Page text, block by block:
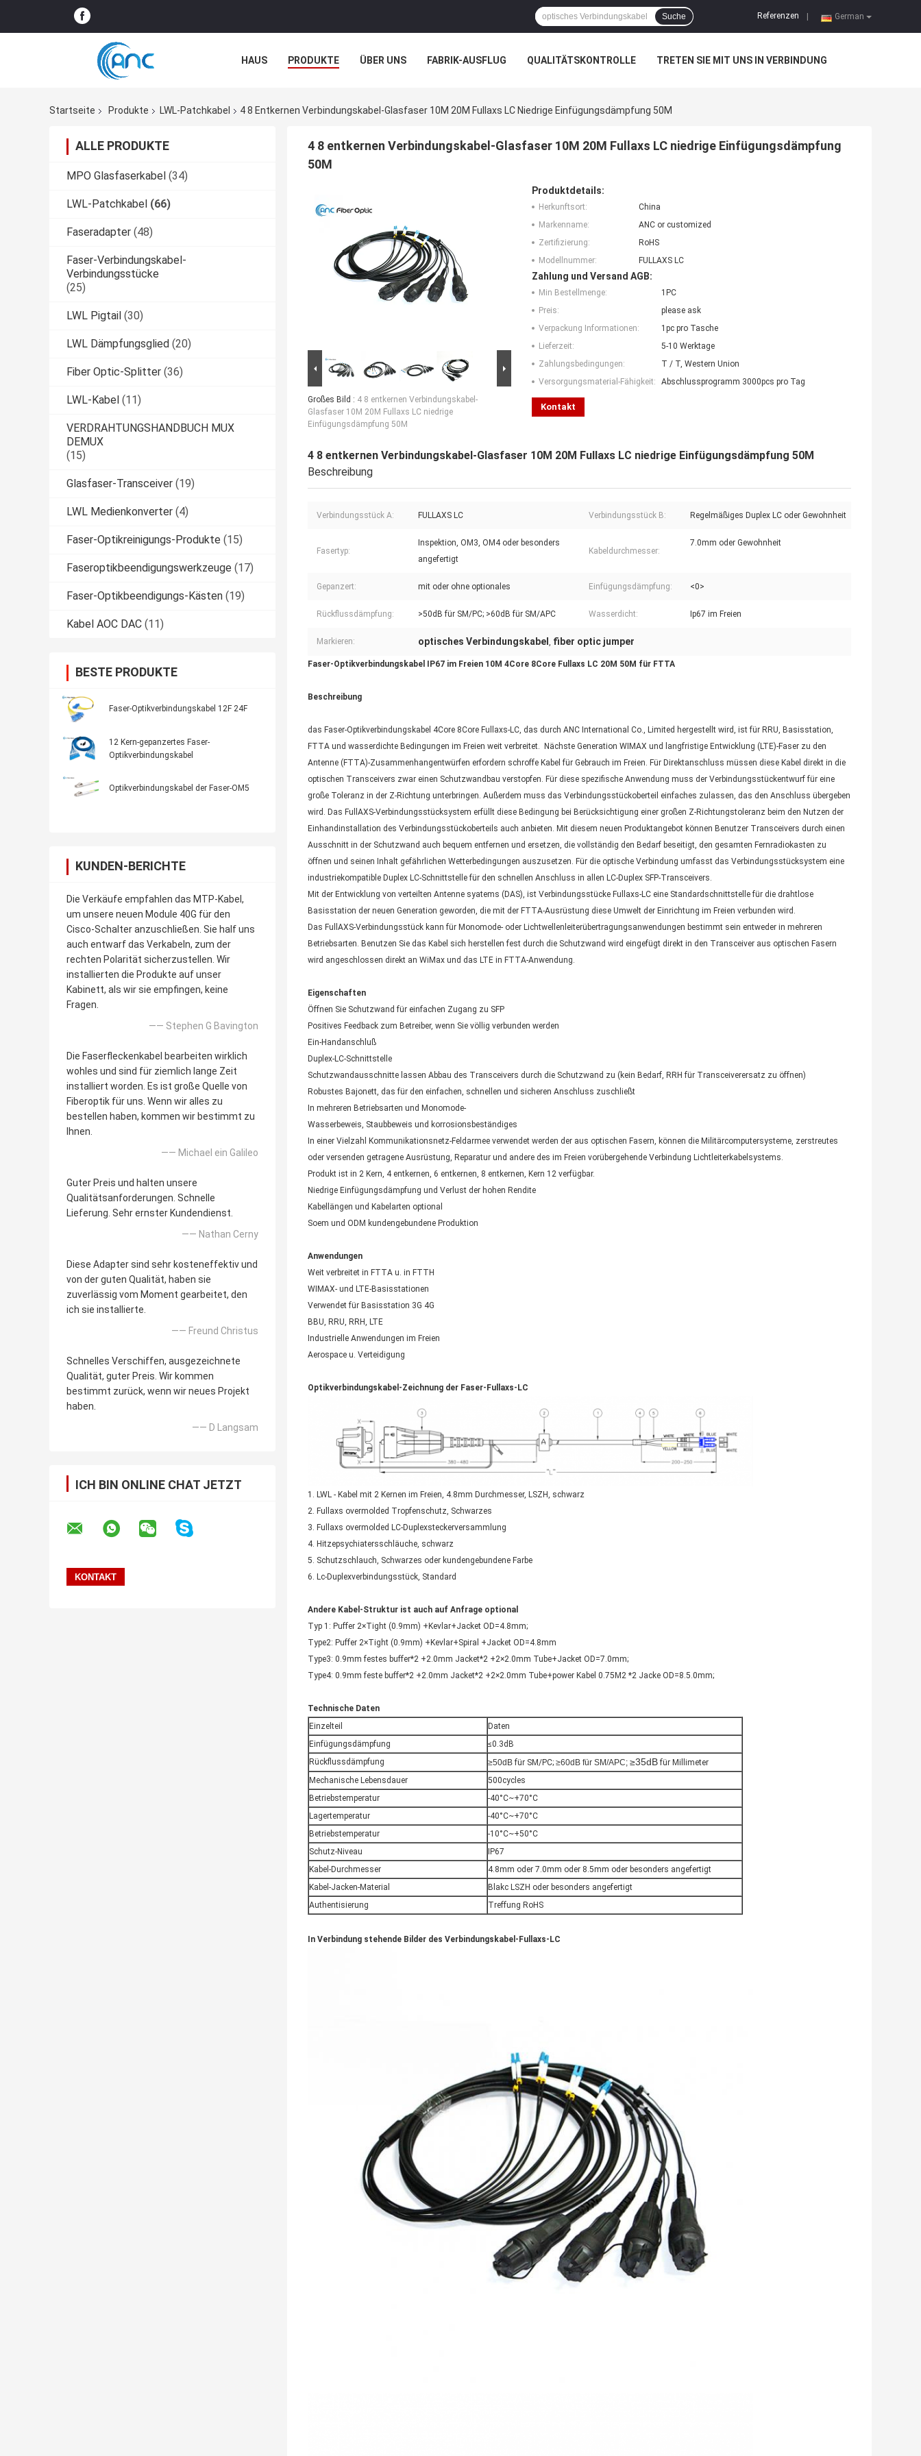
German
Referenzen
Suche
HAUS PRODUKTE ÜBER UNS FABRIK-AUSFLUG QUALITÄTSKONTROLLE TRETEN SIE MIT UNS IN VERBINDUNG
Startseite
Produkte LWL-Patchkabel 4 8 Entkernen Verbindungskabel-Glasfaser 10M 20M Fullaxs LC Niedrige Einfügungsdämpfung 50M
ALLE PRODUKTE
MPO Glasfaserkabel (34)
LWL-Patchkabel (66)
Faseradapter (48)
Faser-Verbindungskabel-
Verbindungsstücke
(25)
LWL Pigtail (30)
LWL Dämpfungsglied (20)
Fiber Optic-Splitter (36)
LWL-Kabel (11)
VERDRAHTUNGSHANDBUCH MUX
DEMUX
(15)
Glasfaser-Transceiver (19)
LWL Medienkonverter (4)
Faser-Optikreinigungs-Produkte (15)
Faseroptikbeendigungswerkzeuge (17)
Faser-Optikbeendigungs-Kästen (19)
Kabel AOC DAC (11)
BESTE PRODUKTE
Faser-Optikverbindungskabel 12F 24F
12 Kern-gepanzertes Faser-
Optikverbindungskabel
Optikverbindungskabel der Faser-OM5
KUNDEN-BERICHTE
Die Verkäufe empfahlen das MTP-Kabel,
um unsere neuen Module 40G für den
Cisco-Schalter anzuschließen. Sie half uns
auch entwarf das Verkabeln, zum der
rechten Polarität sicherzustellen. Wir
installierten die Produkte auf unser
Kabinett, als wir sie empfingen, keine
Fragen.
—— Stephen G Bavington
Die Faserfleckenkabel bearbeiten wirklich
wohles und sind für ziemlich lange Zeit
installiert worden. Es ist große Quelle von
Fiberoptik für uns. Wenn wir alles zu
bestellen haben, kommen wir bestimmt zu
Ihnen.
—— Michael ein Galileo
Guter Preis und halten unsere
Qualitätsanforderungen. Schnelle
Lieferung. Sehr ernster Kundendienst.
—— Nathan Cerny
Diese Adapter sind sehr kosteneffektiv und
von der guten Qualität, haben sie
zuverlässig vom Moment gearbeitet, den
ich sie installierte.
—— Freund Christus
Schnelles Verschiffen, ausgezeichnete
Qualität, guter Preis. Wir kommen
bestimmt zurück, wenn wir neues Projekt
haben.
—— D Langsam
ICH BIN ONLINE CHAT JETZT
4 8 entkernen Verbindungskabel-Glasfaser 10M 20M Fullaxs LC niedrige Einfügungsdämpfung
50M
Großes Bild : 4 8 entkernen Verbindungskabel-
Glasfaser 10M 20M Fullaxs LC niedrige
Einfügungsdämpfung 50M
Produktdetails:
Herkunftsort:
China
Markenname:
ANC or customized
Zertifizierung:
RoHS
Modellnummer:
FULLAXS LC
Zahlung und Versand AGB:
Min Bestellmenge:
1PC
Preis:
please ask
Verpackung Informationen:
1pc pro Tasche
Lieferzeit:
5-10 Werktage
Zahlungsbedingungen:
T / T, Western Union
Versorgungsmaterial-Fähigkeit:
Abschlussprogramm 3000pcs pro Tag
Kontakt
4 8 entkernen Verbindungskabel-Glasfaser 10M 20M Fullaxs LC niedrige Einfügungsdämpfung 50M
Beschreibung
Verbindungsstück A: FULLAXS LC Verbindungsstück B: Regelmäßiges Duplex LC oder Gewohnheit
Fasertyp:
Inspektion, OM3, OM4 oder besonders
angefertigt
Kabeldurchmesser:
7.0mm oder Gewohnheit
Gepanzert: mit oder ohne optionales Einfügungsdämpfung: <0>
Rückflussdämpfung: >50dB für SM/PC; >60dB für SM/APC Wasserdicht: Ip67 im Freien
Markieren: optisches Verbindungskabel , fiber optic jumper
Faser-Optikverbindungskabel IP67 im Freien 10M 4Core 8Core Fullaxs LC 20M 50M für FTTA
Beschreibung
das Faser-Optikverbindungskabel 4Core 8Core Fullaxs-LC, das durch ANC International Co., Limited hergestellt wird, ist für RRU, Basisstation,
FTTA und wasserdichte Bedingungen im Freien weit verbreitet. Nächste Generation WIMAX und langfristige Entwicklung (LTE)-Faser zu den
Antenne (FTTA)-Zusammenhangentwürfen erfordern schroffe Kabel für Gebrauch im Freien. Für Direktanschluss müssen diese Kabel direkt in die
optischen Transceivers zwar einen Schutzwandbau verstopfen. Für diese spezifische Anwendung muss der Verbindungsstückentwurf für eine
große Toleranz in der Z-Richtung unterbringen. Außerdem muss das Verbindungsstückoberteil einfaches zulassen, das den Anschluss übergeben
wird. Das FullAXS-Verbindungsstücksystem erfüllt diese Bedingung bei Berücksichtigung einer großen Z-Richtungstoleranz beim den Nutzen der
Einhandinstallation des Verbindungsstückoberteils auch anbieten. Mit diesem neuen Produktangebot können Benutzer Transceivers durch einen
Ausschnitt in der Schutzwand auch bequem entfernen und ersetzen, die vollständig den Bedarf beseitigt, den gesamten Fernradiokasten zu
öffnen und seinen Inhalt gefährlichen Wetterbedingungen auszusetzen. Für die optische Verbindung umfasst das Verbindungsstücksystem eine
industriekompatible Duplex LC-Schnittstelle für den schnellen Anschluss in allen LC-Duplex SFP-Transceivers.
Mit der Entwicklung von verteilten Antenne syatems (DAS), ist Verbindungsstücke Fullaxs-LC eine Standardschnittstelle für die drahtlose
Basisstation der neuen Generation geworden, die mit der FTTA-Ausrüstung diese Umwelt der Einrichtung im Freien verbunden wird.
Das FullAXS-Verbindungsstück kann für Monomode- oder Lichtwellenleiterübertragungsanwendungen bestimmt sein entweder in mehreren
Betriebsarten. Benutzen Sie das Kabel sich herstellen fest durch die Schutzwand wird eingefügt direkt in den Transceiver aus optischen Fasern
wird angeschlossen direkt an WiMax und das LTE in FTTA-Anwendung.
Eigenschaften
Öffnen Sie Schutzwand für einfachen Zugang zu SFP
Positives Feedback zum Betreiber, wenn Sie völlig verbunden werden
Ein-Handanschluß
Duplex-LC-Schnittstelle
Schutzwandausschnitte lassen Abbau des Transceivers durch die Schutzwand zu (kein Bedarf, RRH für Transceiverersatz zu öffnen)
Robustes Bajonett, das für den einfachen, schnellen und sicheren Anschluss zuschließt
In mehreren Betriebsarten und Monomode-
Wasserbeweis, Staubbeweis und korrosionsbeständiges
In einer Vielzahl Kommunikationsnetz-Feldarmee verwendet werden der aus optischen Fasern, können die Militärcomputersysteme, zerstreutes
oder versenden getragene Ausrüstung, Reparatur und andere des im Freien vorübergehende Verbindung Lichtleiterkabelsystems.
Produkt ist in 2 Kern, 4 entkernen, 6 entkernen, 8 entkernen, Kern 12 verfügbar.
Niedrige Einfügungsdämpfung und Verlust der hohen Rendite
Kabellängen und Kabelarten optional
Soem und ODM kundengebundene Produktion
Anwendungen
Weit verbreitet in FTTA u. in FTTH
WIMAX- und LTE-Basisstationen
Verwendet für Basisstation 3G 4G
BBU, RRU, RRH, LTE
Industrielle Anwendungen im Freien
Aerospace u. Verteidigung
Optikverbindungskabel-Zeichnung der Faser-Fullaxs-LC
1. LWL - Kabel mit 2 Kernen im Freien, 4.8mm Durchmesser, LSZH, schwarz
2. Fullaxs overmolded Tropfenschutz, Schwarzes
3. Fullaxs overmolded LC-Duplexsteckerversammlung
4. Hitzepsychiatersschläuche, schwarz
5. Schutzschlauch, Schwarzes oder kundengebundene Farbe
6. Lc-Duplexverbindungsstück, Standard
Andere Kabel-Struktur ist auch auf Anfrage optional
Typ 1: Puffer 2×Tight (0.9mm) +Kevlar+Jacket OD=4.8mm;
Type2: Puffer 2×Tight (0.9mm) +Kevlar+Spiral +Jacket OD=4.8mm
Type3: 0.9mm festes buffer*2 +2.0mm Jacket*2 +2×2.0mm Tube+Jacket OD=7.0mm;
Type4: 0.9mm feste buffer*2 +2.0mm Jacket*2 +2×2.0mm Tube+power Kabel 0.75M2 *2 Jacke OD=8.5.0mm;
Technische Daten
Einzelteil
Daten
Einfügungsdämpfung
≤0.3dB
Rückflussdämpfung
≥50dBfür SM/PC; ≥60dB für SM/APC; ≥35dB für Millimeter
Mechanische Lebensdauer
500cycles
Betriebstemperatur
-40°C~+70°C
Lagertemperatur
-40°C~+70°C
Betriebstemperatur
-10°C~+50°C
Schutz-Niveau
IP67
Kabel-Durchmesser
4.8mm oder 7.0mm oder 8.5mm oder besonders angefertigt
Kabel-Jacken-Material
Blakc LSZH oder besonders angefertigt
Authentisierung
Treffung RoHS
In Verbindung stehende Bilder des Verbindungskabel-Fullaxs-LC